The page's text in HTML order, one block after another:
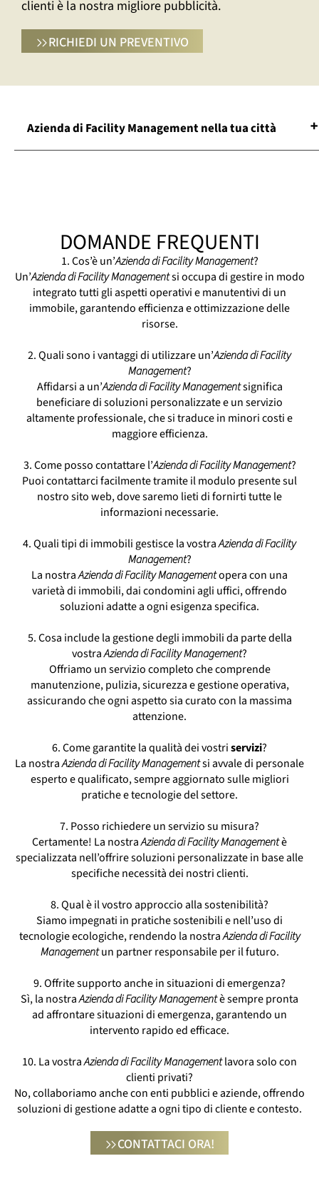
clienti è la nostra migliore pubblicità.
RICHIEDI UN PREVENTIVO
Azienda di Facility Management nella tua città
Azienda Di Facility Management
Domodossola
Azienda Di Facility Management La Spezia
Azienda Di Facility Management Lecco
Azienda Di Facility Management Massa
Azienda Di Facility Management Milano
Azienda Di Facility Management Parma
Azienda Di Facility Management Ravenna
Azienda Di Facility Management Trieste
DOMANDE FREQUENTI
1. Cos’è un’Azienda di Facility Management?
Un’Azienda di Facility Managementsi occupa di gestire in modo
integrato tutti gli aspetti operativi e manutentivi di un
immobile, garantendo efficienza e ottimizzazione delle
risorse.
2. Quali sono i vantaggi di utilizzare un’Azienda di Facility
Management?
Affidarsi a un’Azienda di Facility Managementsignifica
beneficiare di soluzioni personalizzate e un servizio
altamente professionale, che si traduce in minori costi e
maggiore efficienza.
3. Come posso contattare l’Azienda di Facility Management?
Puoi contattarci facilmente tramite il modulo presente sul
nostro sito web, dove saremo lieti di fornirti tutte le
informazioni necessarie.
4. Quali tipi di immobili gestisce la vostraAzienda di Facility
Management?
La nostraAzienda di Facility Managementopera con una
varietà di immobili, dai condomini agli uffici, offrendo
soluzioni adatte a ogni esigenza specifica.
5. Cosa include la gestione degli immobili da parte della
vostraAzienda di Facility Management?
Offriamo un servizio completo che comprende
manutenzione, pulizia, sicurezza e gestione operativa,
assicurando che ogni aspetto sia curato con la massima
attenzione.
6. Come garantite la qualità dei vostriservizi?
La nostraAzienda di Facility Managementsi avvale di personale
esperto e qualificato, sempre aggiornato sulle migliori
pratiche e tecnologie del settore.
7. Posso richiedere un servizio su misura?
Certamente! La nostraAzienda di Facility Managementè
specializzata nell’offrire soluzioni personalizzate in base alle
specifiche necessità dei nostri clienti.
8. Qual è il vostro approccio alla sostenibilità?
Siamo impegnati in pratiche sostenibili e nell’uso di
tecnologie ecologiche, rendendo la nostraAzienda di Facility
Managementun partner responsabile per il futuro.
9. Offrite supporto anche in situazioni di emergenza?
Sì, la nostraAzienda di Facility Managementè sempre pronta
ad affrontare situazioni di emergenza, garantendo un
intervento rapido ed efficace.
10. La vostraAzienda di Facility Managementlavora solo con
clienti privati?
No, collaboriamo anche con enti pubblici e aziende, offrendo
soluzioni di gestione adatte a ogni tipo di cliente e contesto.
CONTATTACI ORA!